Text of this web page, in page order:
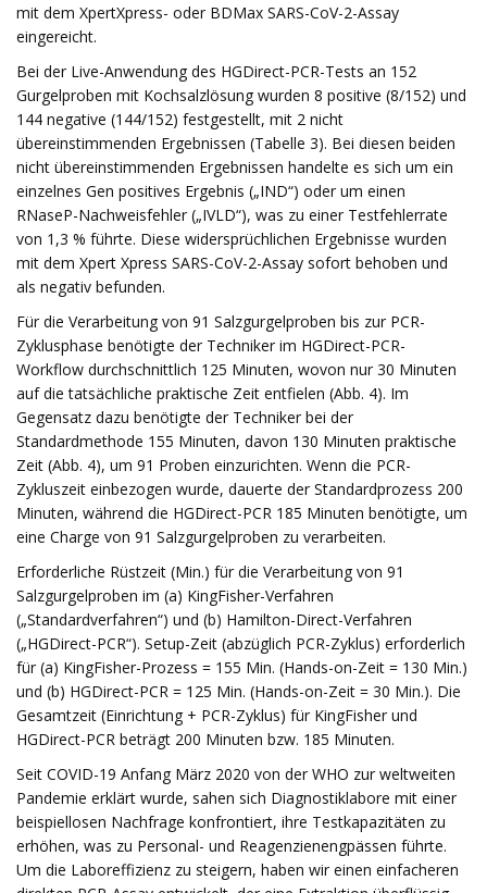
mit dem XpertXpress- oder BDMax SARS-CoV-2-Assay
eingereicht.
Bei der Live-Anwendung des HGDirect-PCR-Tests an 152
Gurgelproben mit Kochsalzlösung wurden 8 positive (8/152) und
144 negative (144/152) festgestellt, mit 2 nicht
übereinstimmenden Ergebnissen (Tabelle 3). Bei diesen beiden
nicht übereinstimmenden Ergebnissen handelte es sich um ein
einzelnes Gen positives Ergebnis („IND“) oder um einen
RNaseP-Nachweisfehler („IVLD“), was zu einer Testfehlerrate
von 1,3 % führte. Diese widersprüchlichen Ergebnisse wurden
mit dem Xpert Xpress SARS-CoV-2-Assay sofort behoben und
als negativ befunden.
Für die Verarbeitung von 91 Salzgurgelproben bis zur PCR-
Zyklusphase benötigte der Techniker im HGDirect-PCR-
Workflow durchschnittlich 125 Minuten, wovon nur 30 Minuten
auf die tatsächliche praktische Zeit entfielen (Abb. 4). Im
Gegensatz dazu benötigte der Techniker bei der
Standardmethode 155 Minuten, davon 130 Minuten praktische
Zeit (Abb. 4), um 91 Proben einzurichten. Wenn die PCR-
Zykluszeit einbezogen wurde, dauerte der Standardprozess 200
Minuten, während die HGDirect-PCR 185 Minuten benötigte, um
eine Charge von 91 Salzgurgelproben zu verarbeiten.
Erforderliche Rüstzeit (Min.) für die Verarbeitung von 91
Salzgurgelproben im (a) KingFisher-Verfahren
(„Standardverfahren“) und (b) Hamilton-Direct-Verfahren
(„HGDirect-PCR“). Setup-Zeit (abzüglich PCR-Zyklus) erforderlich
für (a) KingFisher-Prozess = 155 Min. (Hands-on-Zeit = 130 Min.)
und (b) HGDirect-PCR = 125 Min. (Hands-on-Zeit = 30 Min.). Die
Gesamtzeit (Einrichtung + PCR-Zyklus) für KingFisher und
HGDirect-PCR beträgt 200 Minuten bzw. 185 Minuten.
Seit COVID-19 Anfang März 2020 von der WHO zur weltweiten
Pandemie erklärt wurde, sahen sich Diagnostiklabore mit einer
beispiellosen Nachfrage konfrontiert, ihre Testkapazitäten zu
erhöhen, was zu Personal- und Reagenzienengpässen führte.
Um die Laboreffizienz zu steigern, haben wir einen einfacheren